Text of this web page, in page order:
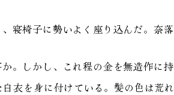
寝椅子に勢いよく座り込んだ。奈
。しかし、これ程の金を無造作に
白衣を身に付けている。髪の色は荒